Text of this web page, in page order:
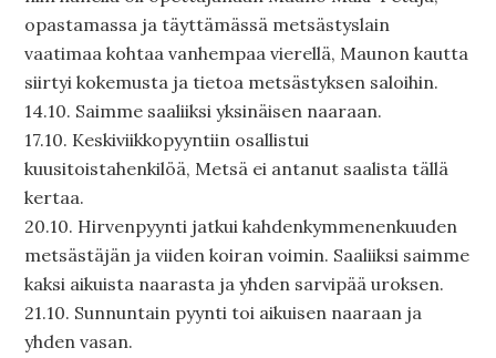
opastamassa ja täyttämässä metsästyslain
vaatimaa kohtaa vanhempaa vierellä, Maunon kautta
siirtyi kokemusta ja tietoa metsästyksen saloihin.
14.10. Saimme saaliiksi yksinäisen naaraan.
17.10. Keskiviikkopyyntiin osallistui
kuusitoistahenkilöä, Metsä ei antanut saalista tällä
kertaa.
20.10. Hirvenpyynti jatkui kahdenkymmenenkuuden
metsästäjän ja viiden koiran voimin. Saaliiksi saimme
kaksi aikuista naarasta ja yhden sarvipää uroksen.
21.10. Sunnuntain pyynti toi aikuisen naaraan ja
yhden vasan.